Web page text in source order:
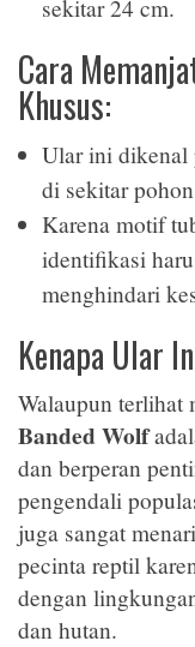
sekitar 24 cm.
Cara
Khusus:
Ular ini dikenal
di sekitar
Karena motif
identifikasi
menghindari
Kenapa Ular
Walaupun terlihat
Banded Wolf
dan berperan
pengendali
juga sangat
pecinta reptil
dengan
dan hutan.